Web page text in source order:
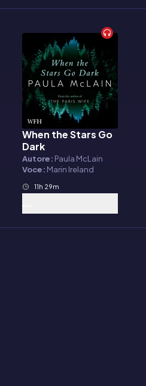
Audiolibro
When the Stars Go
Dark
Autore: Paula McLain
Voce: Marin Ireland
11h 29m